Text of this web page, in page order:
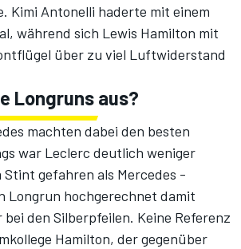
Kimi Antonelli haderte mit einem
während sich Lewis Hamilton mit
über zu viel Luftwiderstand
Longruns aus?
machten dabei den besten
war Leclerc deutlich weniger
Stint gefahren als Mercedes -
Longrun hochgerechnet damit
den Silberpfeilen. Keine Referenz
Hamilton, der gegenüber